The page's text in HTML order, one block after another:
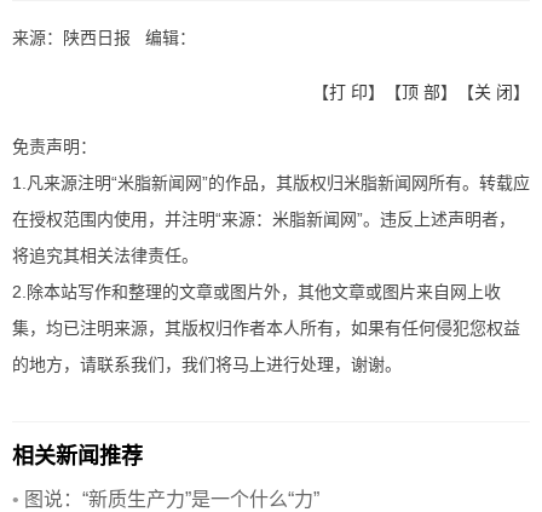
来源：陕西日报 编辑：
【打 印】【顶 部】【关 闭】
免责声明：
1.凡来源注明“米脂新闻网”的作品，其版权归米脂新闻网所有。转载应
在授权范围内使用，并注明“来源：米脂新闻网”。违反上述声明者，
将追究其相关法律责任。
2.除本站写作和整理的文章或图片外，其他文章或图片来自网上收
集，均已注明来源，其版权归作者本人所有，如果有任何侵犯您权益
的地方，请联系我们，我们将马上进行处理，谢谢。
相关新闻推荐
• 图说：“新质生产力”是一个什么“力”